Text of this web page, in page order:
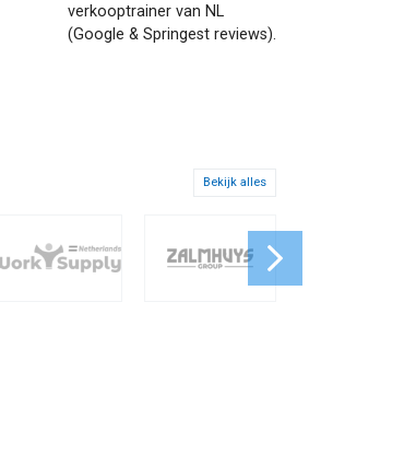
verkooptrainer van NL
(Google & Springest reviews).
Bekijk alles